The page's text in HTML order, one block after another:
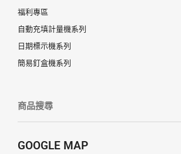
福利專區
自動充填計量機系列
日期標示機系列
簡易釘盒機系列
GOOGLE MAP